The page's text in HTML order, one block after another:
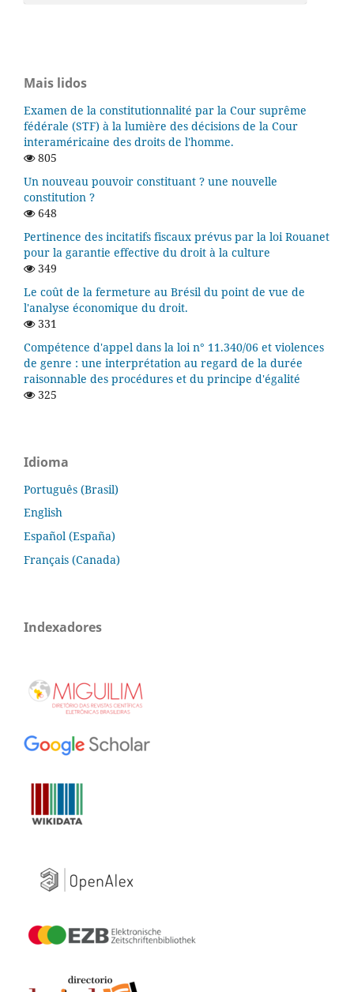
Mais lidos
Examen de la constitutionnalité par la Cour suprême
fédérale (STF) à la lumière des décisions de la Cour
interaméricaine des droits de l'homme.
805
Un nouveau pouvoir constituant ? une nouvelle
constitution ?
648
Pertinence des incitatifs fiscaux prévus par la loi Rouanet
pour la garantie effective du droit à la culture
349
Le coût de la fermeture au Brésil du point de vue de
l'analyse économique du droit.
331
Compétence d'appel dans la loi n° 11.340/06 et violences
de genre : une interprétation au regard de la durée
raisonnable des procédures et du principe d'égalité
325
Idioma
Português (Brasil)
English
Español (España)
Français (Canada)
Indexadores